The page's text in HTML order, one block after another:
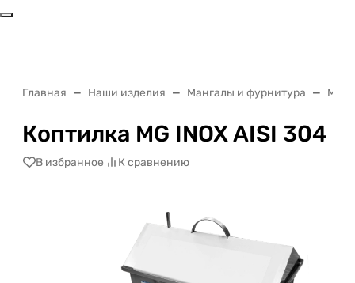
Главная Наши изделия Мангалы и фурнитура
Коптилка MG INOX AISI 304
В избранное К сравнению